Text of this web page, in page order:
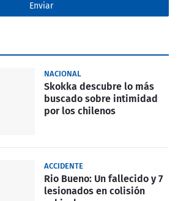
NACIONAL
Skokka descubre lo más
buscado sobre intimidad
por los chilenos
ACCIDENTE
Rio Bueno: Un fallecido y 7
lesionados en colisión